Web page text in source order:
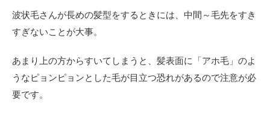
波状毛さんが長めの髪型をするときには、中間～毛先をすき
すぎないことが大事。
あまり上の方からすいてしまうと、髪表面に「アホ毛」のよ
うなピョンピョンとした毛が目立つ恐れがあるので注意が必
要です。